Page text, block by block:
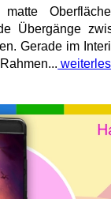
Übergänge
Gerade im